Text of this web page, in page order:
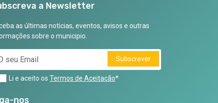
a Newsletter
as últimas noticias, eventos, avisos e outras
sobre o municipio.
Subscrever
Li e aceito os Termos de Aceitação*
nos